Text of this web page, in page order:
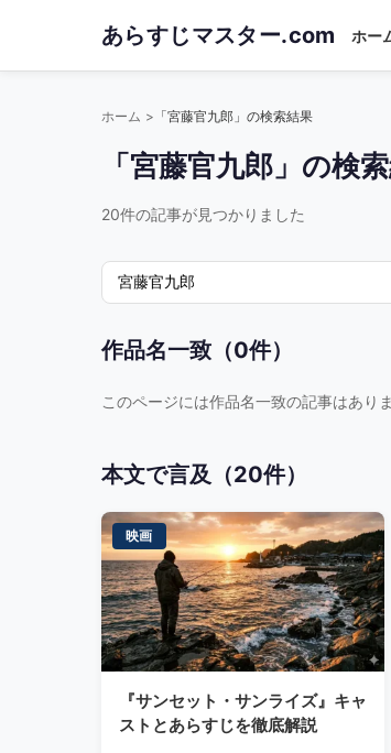
main
あらすじマスター.com ホー
ホーム 「宮藤官九郎」の検索結果
「宮藤官九郎」の検
20件の記事が見つかりました
索:
作品名一致（0件）
このページには作品名一致の記事はありま
本文で言及（20件）
映画
『サンセット・サンライズ』キャ
ストとあらすじを徹底解説